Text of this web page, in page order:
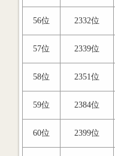
56位 2332位
57位 2339位
58位 2351位
59位 2384位
60位 2399位